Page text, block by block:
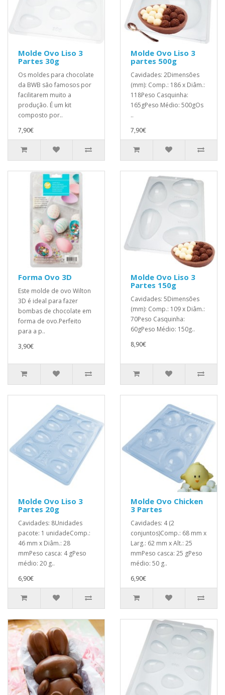
Molde Ovo Liso 3
Partes 30g
Os moldes para chocolate
da BWB são famosos por
facilitarem muito a
produção. É um kit
composto por..
7,90€
Molde Ovo Liso 3
partes 500g
Cavidades: 2Dimensões
(mm): Comp.: 186 x Diâm.:
118Peso Casquinha:
165gPeso Médio: 500gOs
..
7,90€
Forma Ovo 3D
Este molde de ovo Wilton
3D é ideal para fazer
bombas de chocolate em
forma de ovo.Perfeito
para a p..
3,90€
Molde Ovo Liso 3
Partes 150g
Cavidades: 5Dimensões
(mm): Comp.: 109 x Diâm.:
70Peso Casquinha:
60gPeso Médio: 150g..
8,90€
Molde Ovo Liso 3
Partes 20g
Cavidades: 8Unidades
pacote: 1 unidadeComp.:
46 mm x Diâm.: 28
mmPeso casca: 4 gPeso
médio: 20 g..
6,90€
Molde Ovo Chicken
3 Partes
Cavidades: 4 (2
conjuntos)Comp.: 68 mm x
Larg.: 62 mm x Alt.: 25
mmPeso casca: 25 gPeso
médio: 50 g..
6,90€